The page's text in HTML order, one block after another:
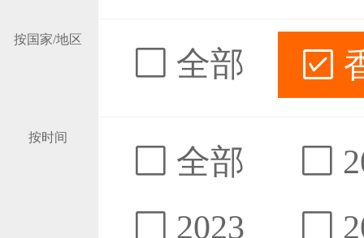
按国家/地区
全部
按时间
全部
2023